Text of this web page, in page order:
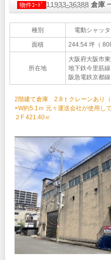
物件ｺｰﾄﾞ 11933-36388 倉庫
種別 電動シャッタ
面積 244.54 坪（
所在地
大阪府大阪市
地下鉄今里筋
阪急電鉄京都
2階建て倉庫 2.8ｔクレーンあり
×W約5.1ｍ 元々運送会社が使用し
２F 421.40㎡